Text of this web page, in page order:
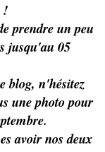
!
prendre un peu
jusqu'au 05
blog, n'hésitez
une photo pour
avoir nos deux